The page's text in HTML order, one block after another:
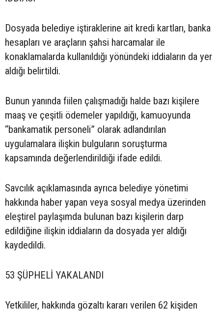
Dosyada belediye iştiraklerine ait kredi kartları, banka
hesapları ve araçların şahsi harcamalar ile
konaklamalarda kullanıldığı yönündeki iddiaların da yer
aldığı belirtildi.
Bunun yanında fiilen çalışmadığı halde bazı kişilere
maaş ve çeşitli ödemeler yapıldığı, kamuoyunda
“bankamatik personeli” olarak adlandırılan
uygulamalara ilişkin bulguların soruşturma
kapsamında değerlendirildiği ifade edildi.
Savcılık açıklamasında ayrıca belediye yönetimi
hakkında haber yapan veya sosyal medya üzerinden
eleştirel paylaşımda bulunan bazı kişilerin darp
edildiğine ilişkin iddiaların da dosyada yer aldığı
kaydedildi.
53 ŞÜPHELİ YAKALANDI
Yetkililer, hakkında gözaltı kararı verilen 62 kişiden